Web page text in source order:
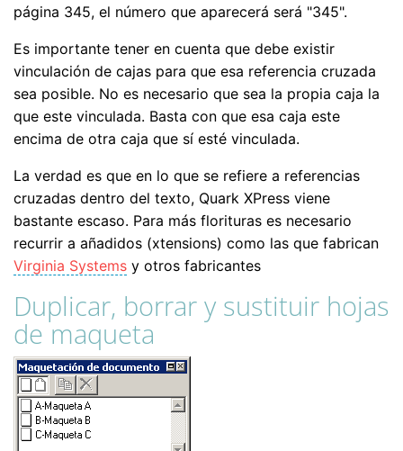
página 345, el número que aparecerá será "345".
Es importante tener en cuenta que debe existir
vinculación de cajas para que esa referencia cruzada
sea posible. No es necesario que sea la propia caja la
que este vinculada. Basta con que esa caja este
encima de otra caja que sí esté vinculada.
La verdad es que en lo que se refiere a referencias
cruzadas dentro del texto, Quark XPress viene
bastante escaso. Para más florituras es necesario
recurrir a añadidos (xtensions) como las que fabrican
Virginia Systems y otros fabricantes
Duplicar, borrar y sustituir hojas
de maqueta